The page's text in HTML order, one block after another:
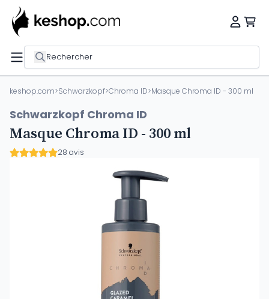
Rechercher
keshop.com>Schwarzkopf>Chroma ID>Masque Chroma ID - 300 ml
Schwarzkopf Chroma ID
Masque Chroma ID - 300 ml
28 avis